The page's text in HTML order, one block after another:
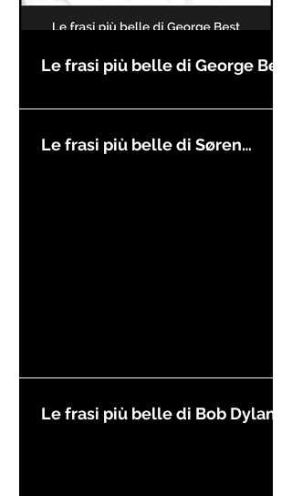
Le frasi più belle di George Best
Le frasi più belle di Søren
Le frasi più belle di Bob Dylan